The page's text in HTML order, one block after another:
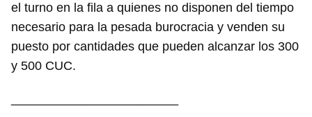
el turno en la fila a quienes no disponen del tiempo
necesario para la pesada burocracia y venden su
puesto por cantidades que pueden alcanzar los 300
y 500 CUC.